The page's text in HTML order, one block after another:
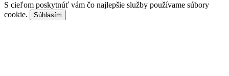
S cieľom poskytnúť vám čo najlepšie služby používame súbory
cookie.
Súhlasím